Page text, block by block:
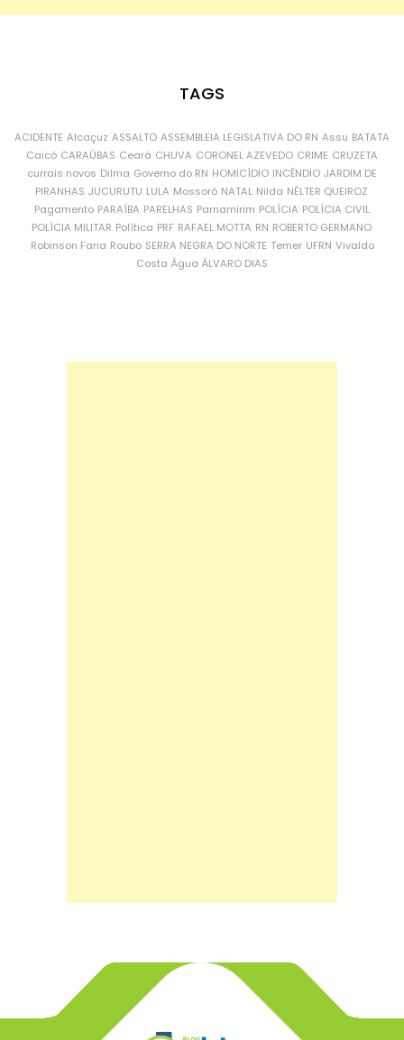
TAGS
ACIDENTE Alcaçuz ASSALTO ASSEMBLEIA LEGISLATIVA DO RN Assu BATATA
Caicó CARAÚBAS Ceará CHUVA CORONEL AZEVEDO CRIME CRUZETA
currais novos Dilma Governo do RN HOMICÍDIO INCÊNDIO JARDIM DE
PIRANHAS JUCURUTU LULA Mossoró NATAL Nilda NÉLTER QUEIROZ
Pagamento PARAÍBA PARELHAS Parnamirim POLÍCIA POLÍCIA CIVIL
POLÍCIA MILITAR Política PRF RAFAEL MOTTA RN ROBERTO GERMANO
Robinson Faria Roubo SERRA NEGRA DO NORTE Temer UFRN Vivaldo
Costa Água ÁLVARO DIAS